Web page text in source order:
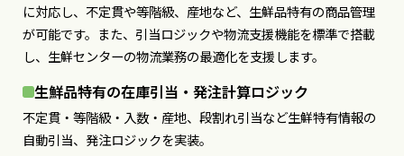
に対応し、不定貫や等階級、産地など、生鮮品特有の商品管理
が可能です。また、引当ロジックや物流支援機能を標準で搭載
し、生鮮センターの物流業務の最適化を支援します。
生鮮品特有の在庫引当・発注計算ロジック
不定貫・等階級・入数・産地、段割れ引当など生鮮特有情報の
自動引当、発注ロジックを実装。